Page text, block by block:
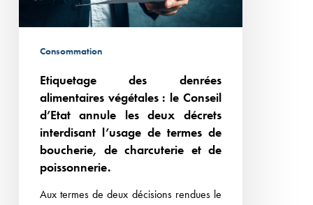
Conseil
d’Etat
décrets
interdisant
l’usage
Consommation
Etiquetage des denrées
alimentaires végétales : le Conseil
d’Etat annule les deux décrets
interdisant l’usage de termes de
boucherie, de charcuterie et de
poissonnerie.
Aux termes de deux décisions rendues le